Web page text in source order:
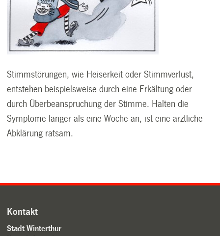
Stimmstörungen, wie Heiserkeit oder Stimmverlust,
entstehen beispielsweise durch eine Erkältung oder
durch Überbeanspruchung der Stimme. Halten die
Symptome länger als eine Woche an, ist eine ärztliche
Abklärung ratsam.
Kontakt
Stadt Winterthur